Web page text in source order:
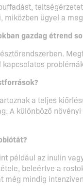
miközben ügyel a
gazdag étrend
a teljes
A különböző
például az inulin
beleértve a
még mindig